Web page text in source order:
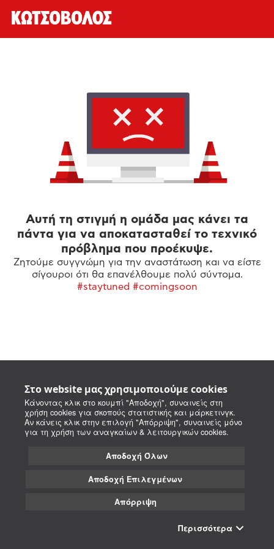
Στο website μας χρησιμοποιούμε cookies
Κάνοντας κλικ στο κουμπί "Αποδοχή", συναινείς στη
χρήση cookies για σκοπούς στατιστικής και μάρκετινγκ.
Αν κάνεις κλικ στην επιλογή "Απόρριψη", συναινείς μόνο
για τη χρήση των αναγκαίων & λειτουργικών cookies.
Αποδοχή Όλων
Αποδοχή Επιλεγμένων
Απόρριψη
Περισσότερα
Αυτή τη στιγμή η ομάδα μας κάνει τα
πάντα για να αποκατασταθεί το τεχνικό
πρόβλημα που προέκυψε.
Ζητούμε συγγνώμη για την αναστάτωση και να είστε
σίγουροι ότι θα επανέλθουμε πολύ σύντομα.
#staytuned #comingsoon